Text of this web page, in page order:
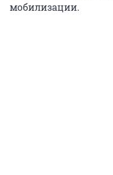
мобилизации.